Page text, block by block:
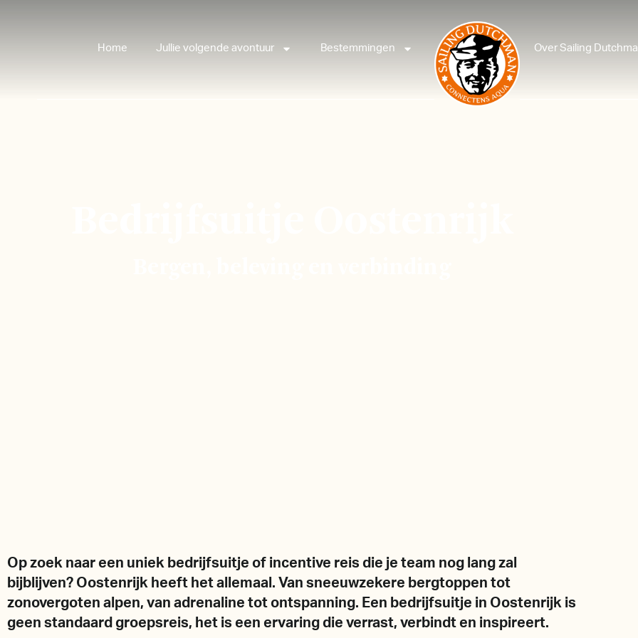
Home Jullie volgende avontuur Bestemmingen Over Sailing
Op zoek naar een uniek bedrijfsuitje of incentive reis die je team nog lang zal
bijblijven? Oostenrijk heeft het allemaal. Van sneeuwzekere bergtoppen tot
zonovergoten alpen, van adrenaline tot ontspanning. Een bedrijfsuitje in Oostenrijk is
geen standaard groepsreis, het is een ervaring die verrast, verbindt en inspireert.